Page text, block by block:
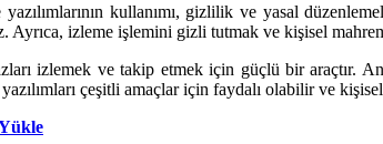
kullanımı, gizlilik ve yasal
Ayrıca, izleme işlemini gizli tutmak ve kişisel
izlemek ve takip etmek için güçlü bir araçtır.
çeşitli amaçlar için faydalı olabilir ve